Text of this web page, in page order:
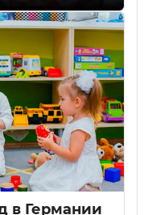
в Германии